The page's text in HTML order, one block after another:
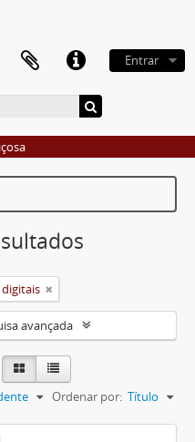
Entrar
avançada
Ordenar por: Título